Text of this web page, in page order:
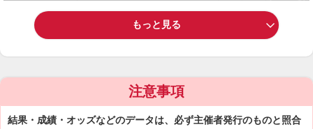
もっと見る
注意事項
結果・成績・オッズなどのデータは、必ず主催者発行のものと照合